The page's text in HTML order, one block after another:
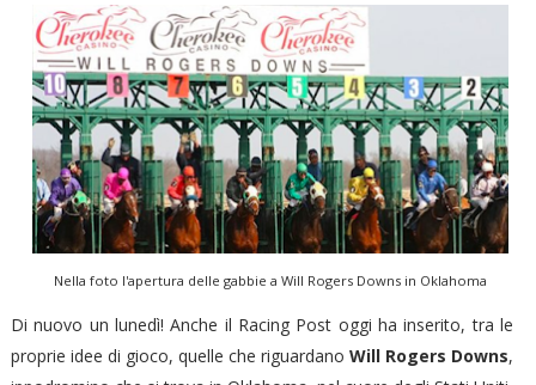
Nella foto l'apertura delle gabbie a Will Rogers Downs in Oklahoma
Di nuovo un lunedì! Anche il Racing Post oggi ha inserito, tra le
proprie idee di gioco, quelle che riguardanoWill Rogers Downs,